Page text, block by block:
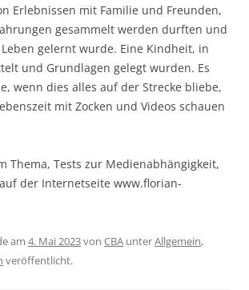
Erlebnissen mit Familie und Freunden,
gesammelt werden durften und
gelernt wurde. Eine Kindheit, in
und Grundlagen gelegt wurden. Es
wenn dies alles auf der Strecke bliebe,
mit Zocken und Videos schauen
Thema, Tests zur Medienabhängigkeit,
der Internetseite www.florian-
am 4. Mai 2023von CBA unterAllgemein,
veröffentlicht.